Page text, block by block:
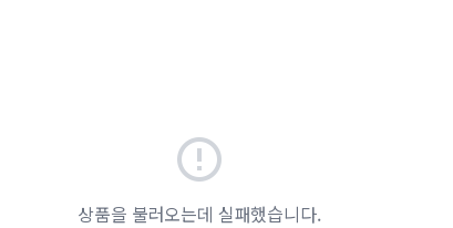
상품을 불러오는데 실패했습니다.